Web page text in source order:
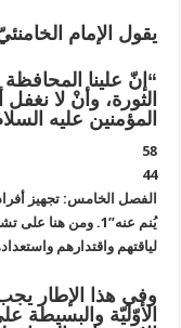
يقول الإمام
“إنّ علينا
الثورة، وأنْ لا
المؤمنين عليه
58
44
الفصل الخامس: تجهيز أفراد
يُنم عنه”1. ومن
لياقتهم واقتدارهم
وفي هذا الإطار يجب
الأوّليّة والبسيطة